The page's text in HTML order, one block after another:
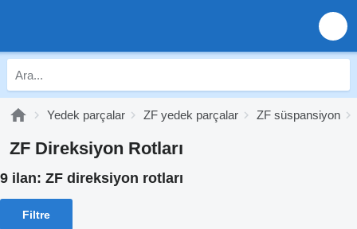
Yedek parçalar ZF yedek parçalar ZF süspansiyon
ZF Direksiyon Rotları
9 ilan: ZF direksiyon rotları
Filtre